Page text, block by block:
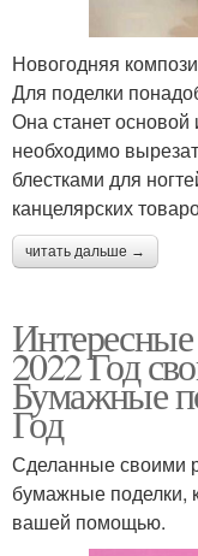
Новогодняя
Для поделки
Она станет основой
необходимо
блестками для
канцелярских
читать дальше →
2022 Год
Бумажные
Год
Сделанные своими
бумажные поделки,
вашей помощью.